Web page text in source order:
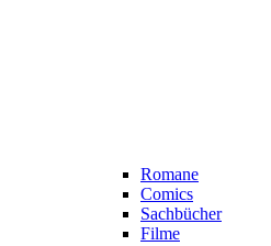
Romane
Comics
Sachbücher
Filme